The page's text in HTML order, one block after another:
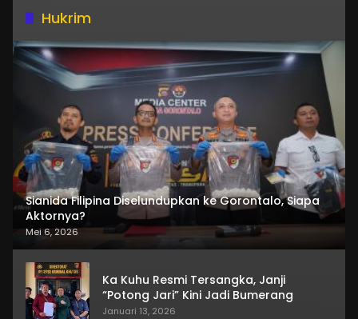
Hukrim
Sianida Filipina Diselundupkan ke Gorontalo, Siapa
Aktornya?
Mei 6, 2026
Ka Kuhu Resmi Tersangka, Janji
“Potong Jari” Kini Jadi Bumerang
Januari 13, 2026